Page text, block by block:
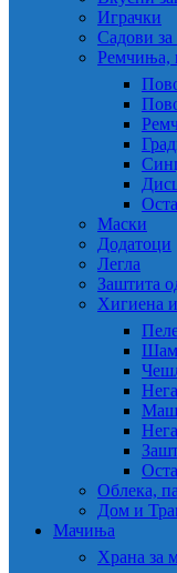
Играчки
Садови за
Ремчиња,
Маски
Додатоци
Легла
Заштита
Хигиена
Облека,
Дом и
Мачиња
Храна за